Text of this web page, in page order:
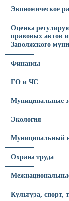
Экономическое
Оценка
правовых актов
Заволжского
Финансы
ГО и ЧС
Муниципальные
Экология
Муниципальный
Охрана труда
Культура, спорт,